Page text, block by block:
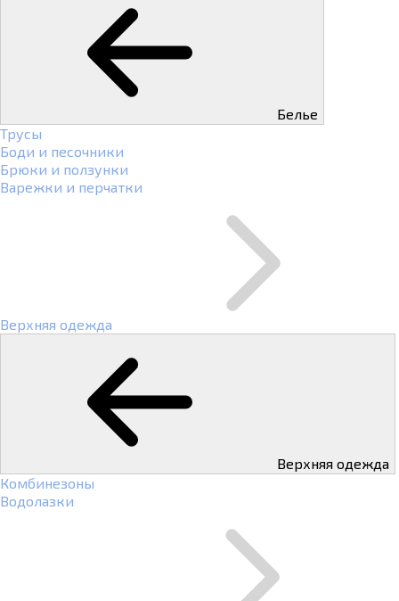
Белье
Трусы
Боди и песочники
Брюки и ползунки
Варежки и перчатки
Верхняя одежда
Верхняя одежда
Комбинезоны
Водолазки